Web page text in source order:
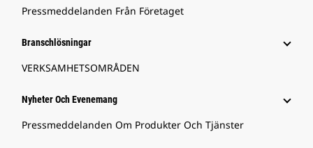
Pressmeddelanden Från Företaget
Branschlösningar
VERKSAMHETSOMRÅDEN
Nyheter Och Evenemang
Pressmeddelanden Om Produkter Och Tjänster